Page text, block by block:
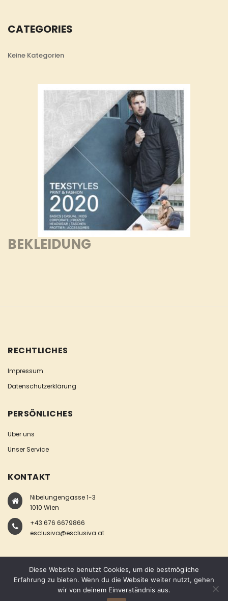
CATEGORIES
Keine Kategorien
BEKLEIDUNG
RECHTLICHES
Impressum
Datenschutzerklärung
PERSÖNLICHES
Über uns
Unser Service
KONTAKT
Nibelungengasse 1-3
1010 Wien
+43 676 6679866
esclusiva@esclusiva.at
COPYRIGHT © ESCLUSIVA
Diese Website benutzt Cookies, um die bestmögliche
Erfahrung zu bieten. Wenn du die Website weiter nutzt, gehen
wir von deinem Einverständnis aus.